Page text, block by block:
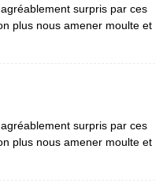
surpris par ces
plus nous amener moulte et
surpris par ces
plus nous amener moulte et